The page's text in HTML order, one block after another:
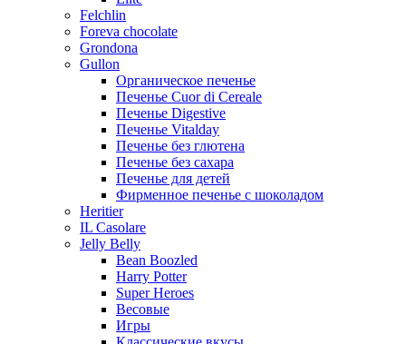
Felchlin
Foreva chocolate
Grondona
Gullon
Органическое печенье
Печенье Cuor di Cereale
Печенье Digestive
Печенье Vitalday
Печенье без глютена
Печенье без сахара
Печенье для детей
Фирменное печенье с шоколадом
Heritier
IL Casolare
Jelly Belly
Bean Boozled
Harry Potter
Super Heroes
Весовые
Игры